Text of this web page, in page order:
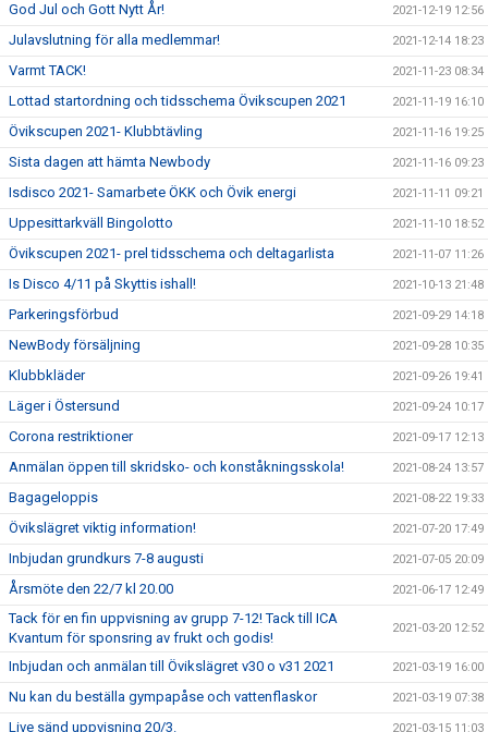
God Jul och Gott Nytt År! 2021-12-19 12:56
Julavslutning för alla medlemmar! 2021-12-14 18:23
Varmt TACK! 2021-11-23 08:34
Lottad startordning och tidsschema Övikscupen 2021 2021-11-19 16:10
Övikscupen 2021- Klubbtävling 2021-11-16 19:25
Sista dagen att hämta Newbody 2021-11-16 09:23
Isdisco 2021- Samarbete ÖKK och Övik energi 2021-11-11 09:21
Uppesittarkväll Bingolotto 2021-11-10 18:52
Övikscupen 2021- prel tidsschema och deltagarlista 2021-11-07 11:26
Is Disco 4/11 på Skyttis ishall! 2021-10-13 21:48
Parkeringsförbud 2021-09-29 14:18
NewBody försäljning 2021-09-28 10:35
Klubbkläder 2021-09-26 19:41
Läger i Östersund 2021-09-24 10:17
Corona restriktioner 2021-09-17 12:13
Anmälan öppen till skridsko- och konståkningsskola! 2021-08-24 13:57
Bagageloppis 2021-08-22 19:33
Övikslägret viktig information! 2021-07-20 17:49
Inbjudan grundkurs 7-8 augusti 2021-07-05 20:09
Årsmöte den 22/7 kl 20.00 2021-06-17 12:49
Tack för en fin uppvisning av grupp 7-12! Tack till ICA
Kvantum för sponsring av frukt och godis!
2021-03-20 12:52
Inbjudan och anmälan till Övikslägret v30 o v31 2021 2021-03-19 16:00
Nu kan du beställa gympapåse och vattenflaskor 2021-03-19 07:38
Live sänd uppvisning 20/3. 2021-03-15 11:03